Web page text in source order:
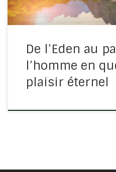
De l’Eden au
l’homme en
plaisir éternel